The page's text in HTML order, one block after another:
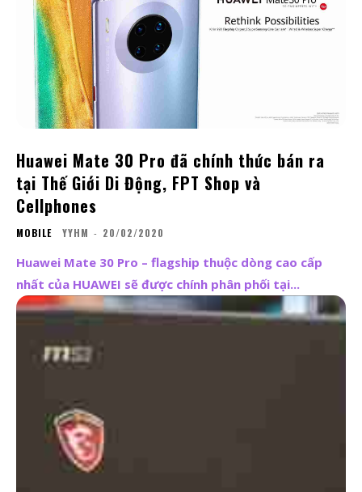
Huawei Mate 30 Pro đã chính thức bán ra
tại Thế Giới Di Động, FPT Shop và
Cellphones
MOBILE YYHM - 20/02/2020
Huawei Mate 30 Pro – flagship thuộc dòng cao cấp
nhất của HUAWEI sẽ được chính phân phối tại...